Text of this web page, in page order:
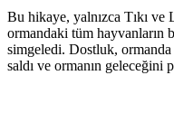
Bu hikaye, yalnızca Tıkı ve
ormandaki tüm hayvanların
simgeledi. Dostluk,
saldı ve ormanın geleceğini